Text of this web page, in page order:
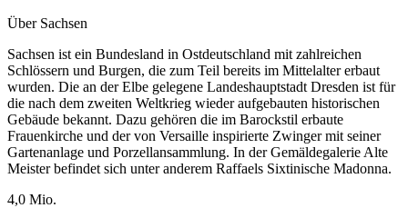
Über Sachsen
Sachsen ist ein Bundesland in Ostdeutschland mit zahlreichen
Schlössern und Burgen, die zum Teil bereits im Mittelalter erbaut
wurden. Die an der Elbe gelegene Landeshauptstadt Dresden ist für
die nach dem zweiten Weltkrieg wieder aufgebauten historischen
Gebäude bekannt. Dazu gehören die im Barockstil erbaute
Frauenkirche und der von Versaille inspirierte Zwinger mit seiner
Gartenanlage und Porzellansammlung. In der Gemäldegalerie Alte
Meister befindet sich unter anderem Raffaels Sixtinische Madonna.
4,0 Mio.